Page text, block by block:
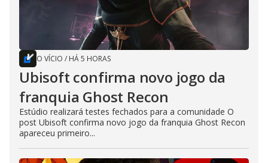
O VÍCIO / HÁ 5 HORAS
Ubisoft confirma novo jogo da
franquia Ghost Recon
Estúdio realizará testes fechados para a comunidade O
post Ubisoft confirma novo jogo da franquia Ghost Recon
apareceu primeiro...